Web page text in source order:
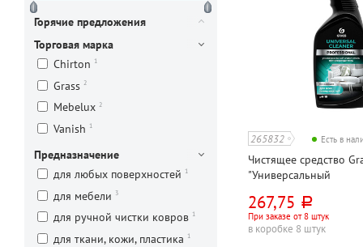
Горячие предложения
Торговая марка
Chirton 1
Grass 2
Mebelux 2
Vanish 1
Предназначение
для любых поверхностей 1
для мебели 3
для ручной чистки ковров 1
для ткани, кожи, пластика 1
265832 Есть в
Чистящее средство
"Универсальный
(Universal Cleaner
600мл, для ткани,
триггер, флакон
267,75 руб.
При заказе от 8 штук
в коробке 8 штук